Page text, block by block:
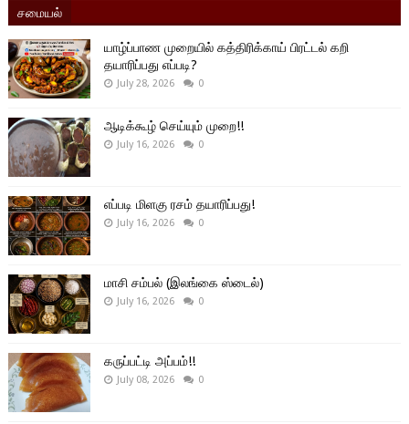
சமையல்
யாழ்ப்பாண முறையில் கத்திரிக்காய் பிரட்டல் கறி
தயாரிப்பது எப்படி?
July 28, 2026 0
ஆடிக்கூழ் செய்யும் முறை!!
July 16, 2026 0
எப்படி மிளகு ரசம் தயாரிப்பது!
July 16, 2026 0
மாசி சம்பல் (இலங்கை ஸ்டைல்)
July 16, 2026 0
கருப்பட்டி அப்பம்!!
July 08, 2026 0